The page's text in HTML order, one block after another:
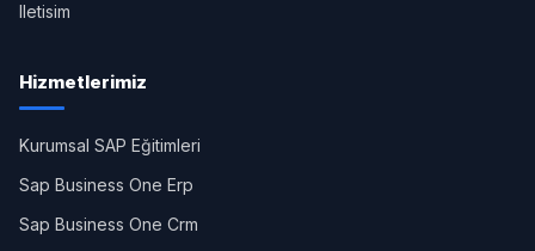
Iletisim
Hizmetlerimiz
Kurumsal SAP Eğitimleri
Sap Business One Erp
Sap Business One Crm